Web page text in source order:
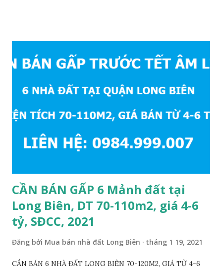
CẦN BÁN GẤP 6 Mảnh đất tại
Long Biên, DT 70-110m2, giá 4-6
tỷ, SĐCC, 2021
Đăng bởi Mua bán nhà đất Long Biên tháng 1 19, 2021
CẦN BÁN 6 NHÀ ĐẤT LONG BIÊN 70-120M2, GIÁ TỪ 4-6